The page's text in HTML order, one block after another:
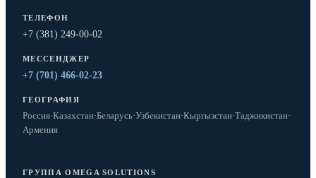
ТЕЛЕФОН
+7 (381) 249-00-02
МЕССЕНДЖЕР
+7 (701) 466-02-23
ГЕОГРАФИЯ
Россия·Казахстан·Беларусь·Узбекистан·Кыргызстан·Таджикистан·
Армения
ГРУППА OMEGA SOLUTIONS